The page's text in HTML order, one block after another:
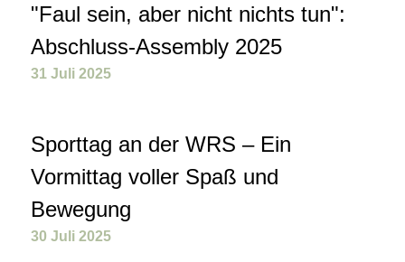
"Faul sein, aber nicht nichts tun":
Abschluss-Assembly 2025
31 Juli 2025
Sporttag an der WRS – Ein
Vormittag voller Spaß und
Bewegung
30 Juli 2025